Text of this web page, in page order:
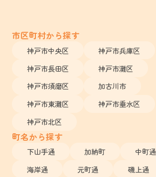
市区町村から探す
神戸市中央区
神戸市兵庫区
神戸市長田区
神戸市灘区
神戸市須磨区
加古川市
神戸市東灘区
神戸市垂水区
神戸市北区
町名から探す
下山手通 加納町
中町通
海岸通
元町通
磯上通